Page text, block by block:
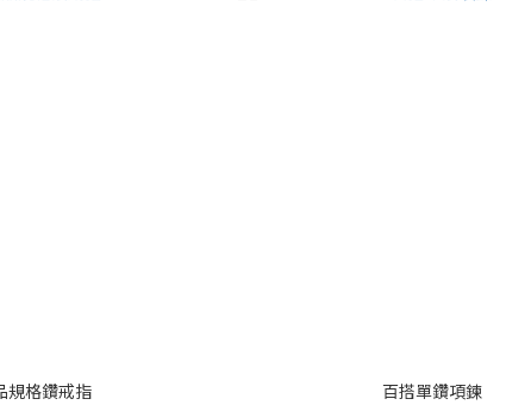
規格鑽戒指 百搭單鑽項鍊